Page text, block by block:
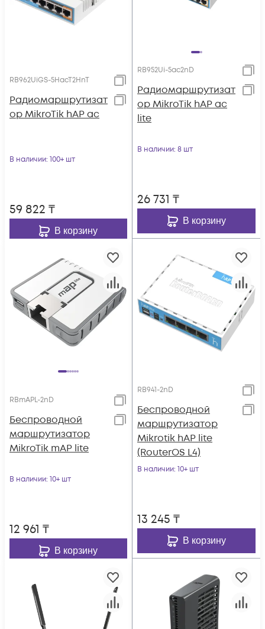
RB962UiGS-5HacT2HnT
Радиомаршрутизат
ор MikroTik hAP ac
В наличии: 100+ шт
59 822 ₸
В корзину
RB952Ui-5ac2nD
Радиомаршрутизат
ор MikroTik hAP ac
lite
В наличии: 8 шт
26 731 ₸
В корзину
RBmAPL-2nD
Беспроводной
маршрутизатор
MikroTik mAP lite
В наличии: 10+ шт
12 961 ₸
В корзину
RB941-2nD
Беспроводной
маршрутизатор
Mikrotik hAP lite
(RouterOS L4)
В наличии: 10+ шт
13 245 ₸
В корзину